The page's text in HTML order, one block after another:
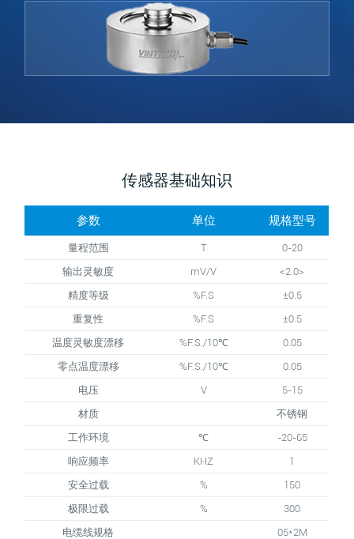
传感器基础知识
参数 单位 规格型号
量程范围 T
0-20
输出灵敏度
mV/V
<2.0>
精度等级
%F.S
±0.5
重复性
%F.S
±0.5
温度灵敏度漂移
%F.S./10℃
0.05
零点温度漂移
%F.S./10℃
0.05
电压
V
5-15
材质
不锈钢
工作环境
℃
-20-65
响应频率
KHZ
1
安全过载
%
150
极限过载
%
300
电缆线规格
θ5*2M